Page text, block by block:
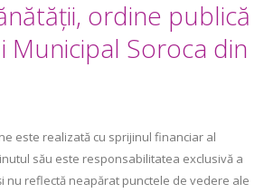
ordine publică
Municipal Soroca din
este realizată cu sprijinul financiar al
său este responsabilitatea exclusivă a
nu reflectă neapărat punctele de vedere ale